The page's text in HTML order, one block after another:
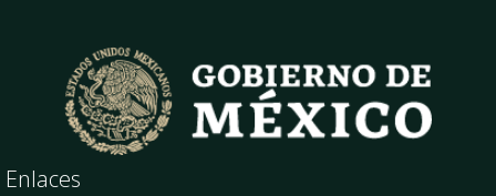
Enlaces